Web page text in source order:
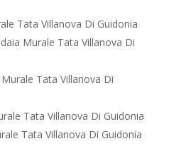
Tata Villanova Di Guidonia
Murale Tata Villanova Di
Murale Tata Villanova Di
Tata Villanova Di Guidonia
Tata Villanova Di Guidonia